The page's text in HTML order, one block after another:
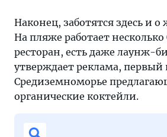
Наконец, заботятся здесь и
На пляже работает несколько
ресторан, есть даже лаунж-
утверждает реклама, первый
Средиземноморье
органические коктейли.